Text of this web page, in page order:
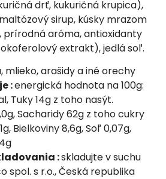
drť, kukuričná krupica),
sirup, kúsky mrazom
prírodná aróma, antioxidanty
extrakt), jedlá soľ.
mlieko, arašidy a iné orechy
:energická hodnota na 100g:
Tuky 14g z toho nasýt.
Sacharidy 62g z toho cukry
Bielkoviny 8,6g, Soľ 0,07g,
:skladujte v suchu
spol. s r.o., Česká republika